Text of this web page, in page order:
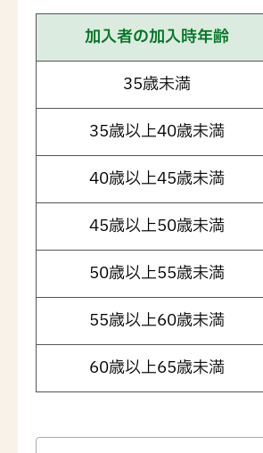
加入者の加入時年齢
35歳未満
35歳以上40歳未満
40歳以上45歳未満
45歳以上50歳未満
50歳以上55歳未満
55歳以上60歳未満
60歳以上65歳未満